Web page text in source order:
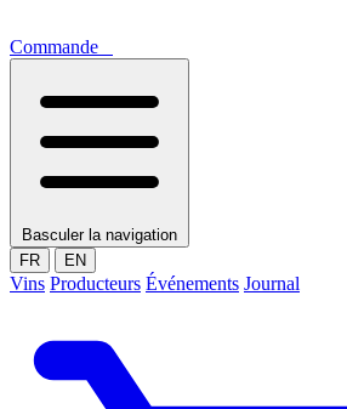
Commande
Basculer la navigation
FR
EN
Vins Producteurs Événements Journal